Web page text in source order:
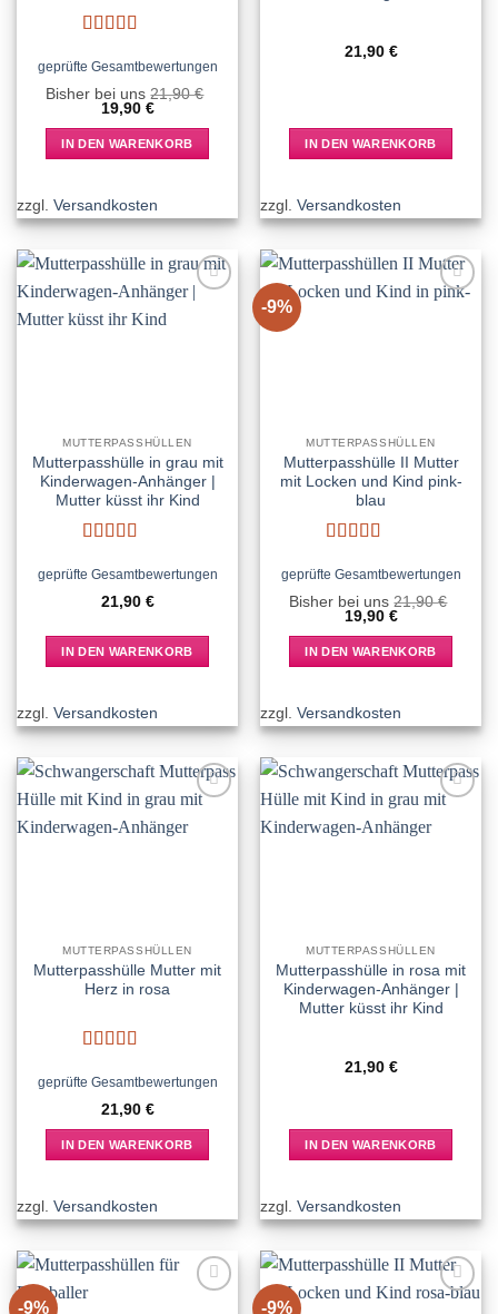
mit5von 5
geprüfte Gesamtbewertungen
Bisher bei uns 21,90€
Ursprünglicher
war:
21,90 €
19,90 €Aktueller
ist:
19,90 €.
IN DEN WARENKORB
zzgl. Versandkosten
21,90 €
IN DEN WARENKORB
zzgl. Versandkosten
MUTTERPASSHÜLLEN
Mutterpasshülle in grau mit
Kinderwagen-Anhänger |
Mutter küsst ihr Kind
mit5von 5
geprüfte Gesamtbewertungen
21,90 €
IN DEN WARENKORB
zzgl. Versandkosten
-9%
MUTTERPASSHÜLLEN
Mutterpasshülle II Mutter
mit Locken und Kind pink-
blau
mit5von 5
geprüfte Gesamtbewertungen
Bisher bei uns 21,90€
Ursprünglicher
war:
21,90 €
19,90 €Aktueller
ist:
19,90 €.
IN DEN WARENKORB
zzgl. Versandkosten
wishlist
MUTTERPASSHÜLLEN
Mutterpasshülle Mutter mit
Herz in rosa
mit5von 5
geprüfte Gesamtbewertungen
21,90 €
IN DEN WARENKORB
zzgl. Versandkosten
wishlist
MUTTERPASSHÜLLEN
Mutterpasshülle in rosa mit
Kinderwagen-Anhänger |
Mutter küsst ihr Kind
21,90 €
IN DEN WARENKORB
zzgl. Versandkosten
-9% -9%